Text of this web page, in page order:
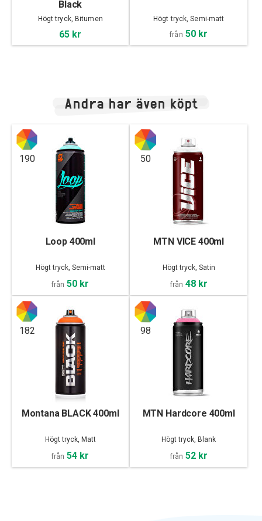
Black
Högt tryck, Bitumen
65 kr
Högt tryck, Semi-matt
från 50 kr
Andra har även köpt
190
Loop 400ml
Högt tryck, Semi-matt
från 50 kr
50
MTN VICE 400ml
Högt tryck, Satin
från 48 kr
182
Montana BLACK 400ml
Högt tryck, Matt
från 54 kr
98
MTN Hardcore 400ml
Högt tryck, Blank
från 52 kr